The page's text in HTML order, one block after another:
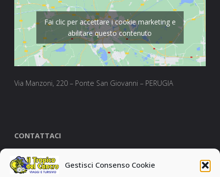
Gestisci Consenso Cookie
Fai clic per accettare i cookie marketing e
abilitare questo contenuto
Via Manzoni, 220 – Ponte San Giovanni – PERUGIA
CONTATTACI
per qualsiasi informazione puoi contattare l’agenzia al
numero+39 0755723439